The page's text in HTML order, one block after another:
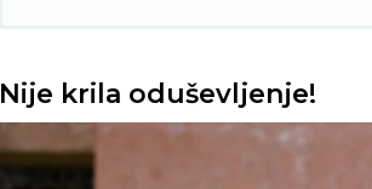
Nije krila oduševljenje!